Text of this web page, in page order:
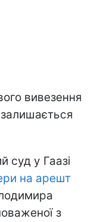
вивезення
залишається
суд у Гаазі
на арешт
з